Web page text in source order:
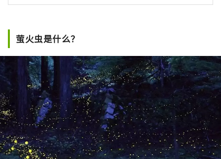
萤火虫是什么？